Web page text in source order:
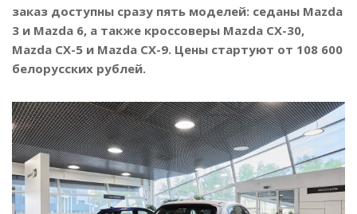
заказ доступны сразу пять моделей: седаны Mazda
3 и Mazda 6, а также кроссоверы Mazda CX-30,
Mazda CX-5 и Mazda CX-9. Цены стартуют от 108 600
белорусских рублей.